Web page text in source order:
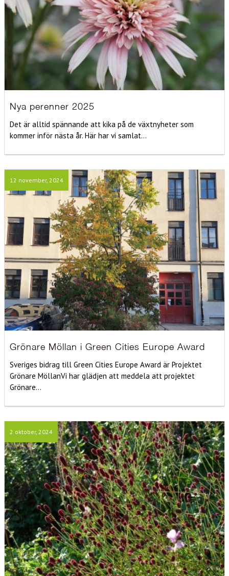
Nya perenner 2025
Det är alltid spännande att kika på de växtnyheter som
kommer inför nästa år. Här har vi samlat...
12 november, 2024
Grönare Möllan i Green Cities Europe Award
Sveriges bidrag till Green Cities Europe Award är Projektet
Grönare MöllanVi har glädjen att meddela att projektet
Grönare...
2 oktober, 2024